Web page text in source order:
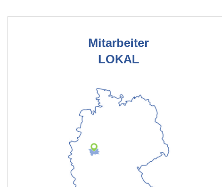
Mitarbeiter
LOKAL